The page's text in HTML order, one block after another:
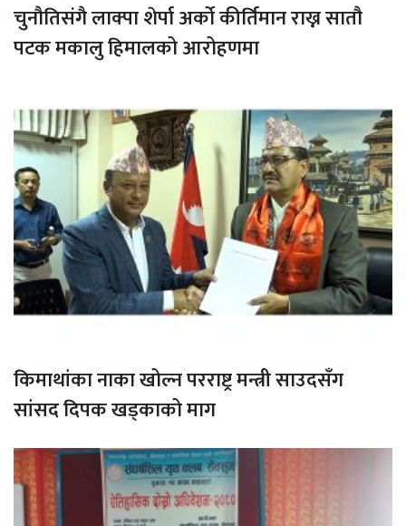
चुनौतिसंगै लाक्पा शेर्पा अर्को कीर्तिमान राख्न सातौ
पटक मकालु हिमालको आरोहणमा
किमाथांका नाका खोल्न परराष्ट्र मन्त्री साउदसँग
सांसद दिपक खड्काको माग